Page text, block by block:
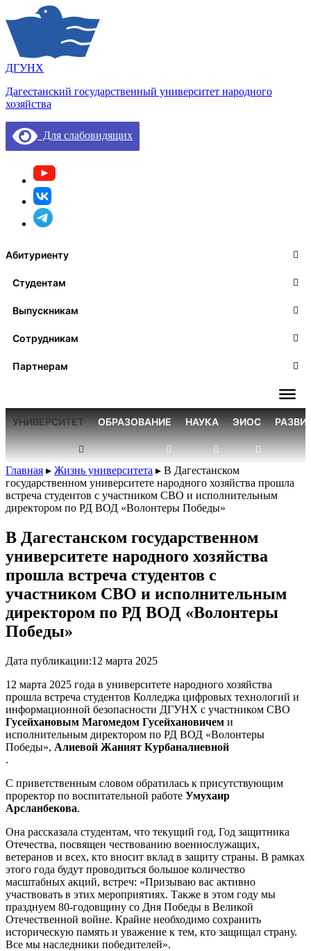
ДГУНХ
Дагестанский государственный университет народного
хозяйства
Для слабовидящих
Абитуриенту
Студентам
Выпускникам
Сотрудникам
Партнерам
УНИВЕРСИТЕТ ОБРАЗОВАНИЕ НАУКА ЭИОС
Главная ▸ Жизнь университета ▸ В Дагестанском
государственном университете народного хозяйства прошла
встреча студентов с участником СВО и исполнительным
директором по РД ВОД «Волонтеры Победы»
В Дагестанском государственном
университете народного хозяйства
прошла встреча студентов с
участником СВО и исполнительным
директором по РД ВОД «Волонтеры
Победы»
Дата публикации:12 марта 2025
12 марта 2025 года в университете народного хозяйства
прошла встреча студентов Колледжа цифровых технологий и
информационной безопасности ДГУНХ с участником СВО
Гусейхановым Магомедом Гусейхановичем и
исполнительным директором по РД ВОД «Волонтеры
Победы», Алиевой Жаният Курбаналиевной
.
С приветственным словом обратилась к присутствующим
проректор по воспитательной работе Умухаир
Арсланбекова.
Она рассказала студентам, что текущий год, Год защитника
Отечества, посвящен чествованию военнослужащих,
ветеранов и всех, кто вносит вклад в защиту страны. В рамках
этого года будут проводиться большое количество
масштабных акций, встреч: «Призываю вас активно
участвовать в этих мероприятиях. Также в этом году мы
празднуем 80-годовщину со Дня Победы в Великой
Отечественной войне. Крайне необходимо сохранить
историческую память и уважение к тем, кто защищал страну.
Все мы наследники победителей».